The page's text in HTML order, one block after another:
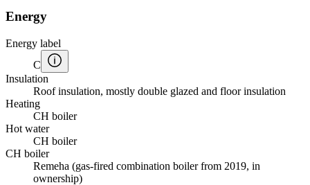
Energy
Energy label
C
Insulation
Roof insulation, mostly double glazed and floor insulation
Heating
CH boiler
Hot water
CH boiler
CH boiler
Remeha (gas-fired combination boiler from 2019, in
ownership)